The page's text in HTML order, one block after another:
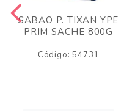
SABAO P. TIXAN YPE
PRIM SACHE 800G
Código: 54731